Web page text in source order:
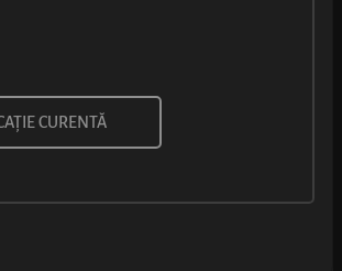
UMPLUTURĂ CU
CURENTĂ